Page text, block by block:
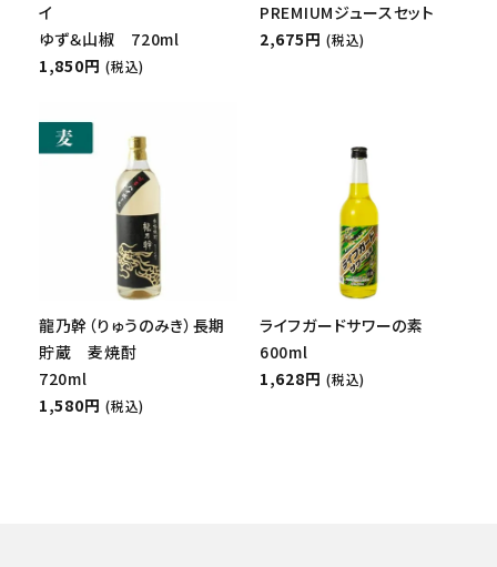
イ
ゆず＆山椒 720ml
1,850円 (税込)
PREMIUMジュースセット
2,675円 (税込)
龍乃幹（りゅうのみき）長期
貯蔵 麦焼酎
720ml
1,580円 (税込)
ライフガードサワーの素
600ml
1,628円 (税込)